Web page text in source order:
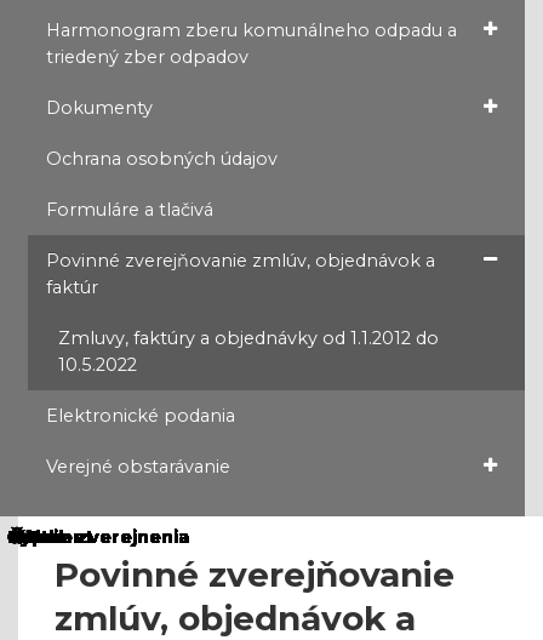
Harmonogram zberu komunálneho odpadu a
triedený zber odpadov
Dokumenty
Ochrana osobných údajov
Formuláre a tlačivá
Povinné zverejňovanie zmlúv, objednávok a
faktúr
Zmluvy, faktúry a objednávky od 1.1.2012 do
10.5.2022
Elektronické podania
Verejné obstarávanie
Povinné zverejňovanie
zmlúv, objednávok a